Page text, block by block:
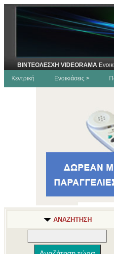
ΒΙΝΤΕΟΛΕΣΧΗ VIDEORAMA
Κεντρική
Ενοικιάσεις >
ΑΝΑΖΗΤΗΣΗ